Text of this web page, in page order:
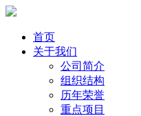
首页
关于我们
公司简介
组织结构
历年荣誉
重点项目